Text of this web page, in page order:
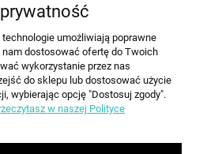
POMOC
KONTO
I DOSTAWA
umożliwiają poprawne
nam dostosować ofertę do Twoich
wykorzystanie przez nas
do sklepu lub dostosować użycie
wybierając opcję "Dostosuj zgody".
w naszej Polityce